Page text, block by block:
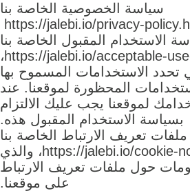
سياسة الخصوصية الخاصة بنا
https://jalebi.io/privacy-
الاستخدام المقبول الخاصة بنا
https://jalebi.io/acceptable-use-policy.html،
تحدد الاستخدامات المسموح بها
المحظورة لموقعنا. عند
لموقعنا يجب عليك الالتزام
بسياسة الاستخدام المقبول هذه.
ملفات تعريف الارتباط الخاصة بنا
https://jalebi.io/cookie-notice.html، والذي
حول ملفات تعريف الارتباط
على موقعنا.